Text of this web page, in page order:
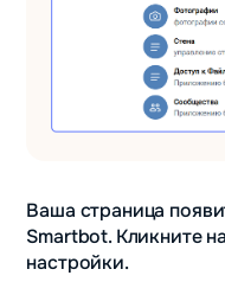
Ваша страница
Smartbot. Кликните
настройки.